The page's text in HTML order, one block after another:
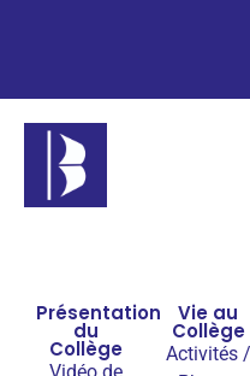
Présentation
du
Collège
Vie au
Collège
Activités /